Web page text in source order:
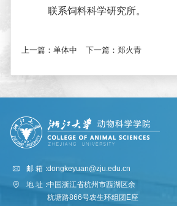
联系饲料科学研究所。
上一篇： 单体中 下一篇： 郑火青
邮 箱：dongkeyuan@zju.edu.cn
地 址：中国浙江省杭州市西湖区余
杭塘路866号农生环组团E座